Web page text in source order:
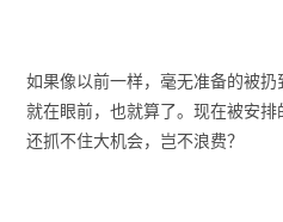
如果像以前一样，毫无准备的被
就在眼前，也就算了。现在被安排
还抓不住大机会，岂不浪费？